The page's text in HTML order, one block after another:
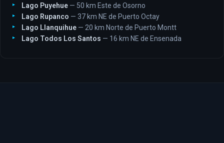
Lago Puyehue — 50 km Este de Osorno
Lago Rupanco — 37 km NE de Puerto Octay
Lago Llanquihue — 20 km Norte de Puerto Montt
Lago Todos Los Santos — 16 km NE de Ensenada